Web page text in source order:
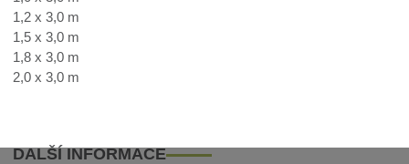
1,2 x 3,0 m
1,5 x 3,0 m
1,8 x 3,0 m
2,0 x 3,0 m
DALŠÍ INFORMACE